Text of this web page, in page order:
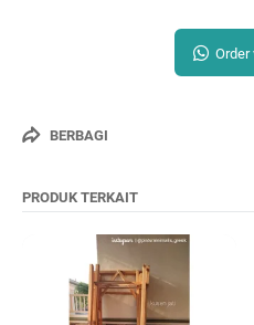
Order
BERBAGI
PRODUK TERKAIT